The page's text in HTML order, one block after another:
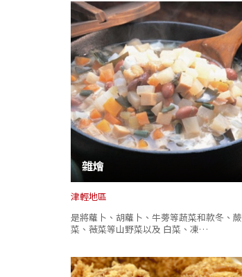
雜燴
津輕地區
是將蘿卜、胡蘿卜、牛蒡等蔬菜和款冬、蕨
菜、薇菜等山野菜以及 白菜、凍…